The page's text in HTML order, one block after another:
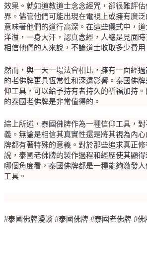
效果。就如道教道士念念經咒，卻很難評
界。儘管他們可能出現在電視上或擁有廣
意味著他們的道行高深。在這些儀式中，
洋溢，一身大汗，認真念經，人總是見面
相信他們的人來說，不論道士收取多少費用
然而，與一天一場法會相比，擁有一面經
的老佛牌更具恆常性和深遠影響。泰國佛
仰工具，可以給予持有者持久的祈福加持
的泰國老佛牌是非常值得的。
綜上所述，泰國佛牌作為一種信仰工具，
義。無論是相信其真實性還是將其視為內
牌都有著特殊的意義。對於那些追求真正
說，泰國老佛牌的製作過程和經歷使其顯
哪個角度看，泰國佛牌都是一種能夠激發
工具。
#泰國佛牌漫談 #泰國佛牌 #泰國老佛牌 #